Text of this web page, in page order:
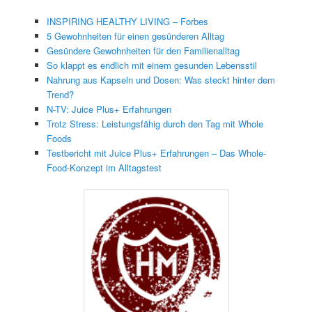
INSPIRING HEALTHY LIVING – Forbes
5 Gewohnheiten für einen gesünderen Alltag
Gesündere Gewohnheiten für den Familienalltag
So klappt es endlich mit einem gesunden Lebensstil
Nahrung aus Kapseln und Dosen: Was steckt hinter dem
Trend?
N-TV: Juice Plus+ Erfahrungen
Trotz Stress: Leistungsfähig durch den Tag mit Whole
Foods
Testbericht mit Juice Plus+ Erfahrungen – Das Whole-
Food-Konzept im Alltagstest